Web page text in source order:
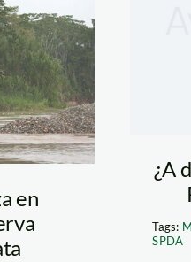
en
¿A
Tags:
SPDA